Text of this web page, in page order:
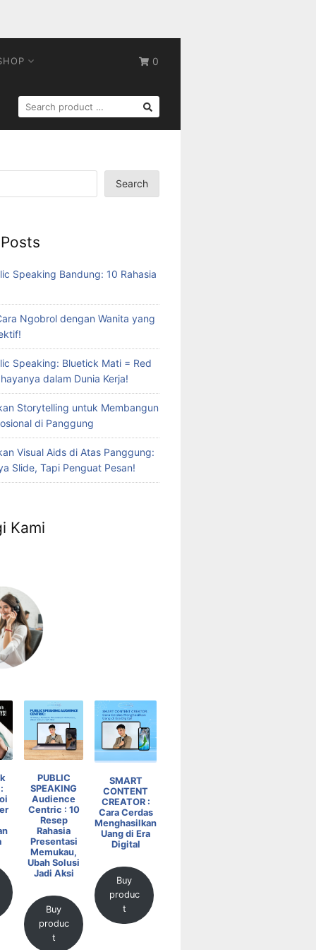
0
SEARCH
FOR:
Search
Speaking Bandung: 10 Rahasia
Ngobrol dengan Wanita yang
Speaking: Bluetick Mati = Red
dalam Dunia Kerja!
Storytelling untuk Membangun
di Panggung
Visual Aids di Atas Panggung:
Slide, Tapi Penguat Pesan!
Kami
PUBLIC
SPEAKING
Audience
Centric : 10
Resep
Rahasia
Presentasi
Memukau,
Ubah Solusi
Jadi Aksi
Buy
produc
t
SMART
CONTENT
CREATOR :
Cara Cerdas
Menghasilkan
Uang di Era
Digital
Buy
produc
t